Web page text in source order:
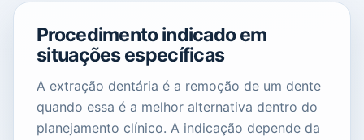
Procedimento indicado em
situações específicas
A extração dentária é a remoção de um dente
quando essa é a melhor alternativa dentro do
planejamento clínico. A indicação depende da